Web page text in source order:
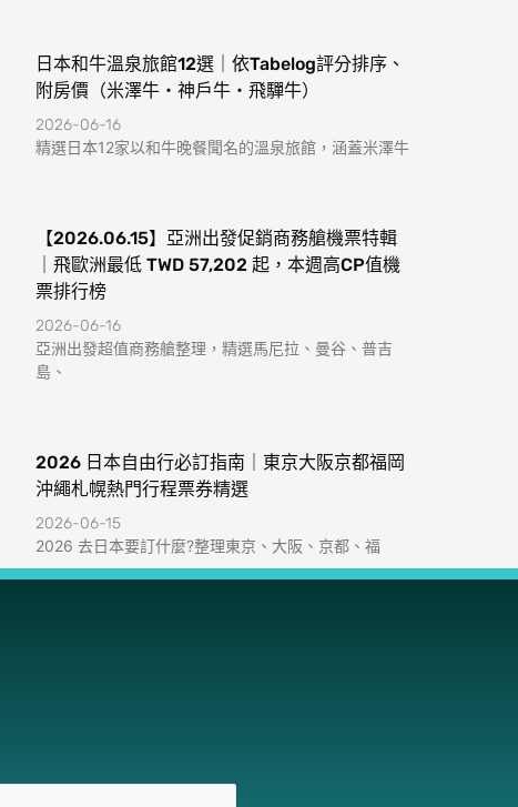
日本和牛溫泉旅館12選｜依Tabelog評分排序、
附房價（米澤牛・神戶牛・飛驒牛）
2026-06-16
精選日本12家以和牛晚餐聞名的溫泉旅館，涵蓋米澤牛
【2026.06.15】亞洲出發促銷商務艙機票特輯
｜飛歐洲最低 TWD 57,202 起，本週高CP值機
票排行榜
2026-06-16
亞洲出發超值商務艙整理，精選馬尼拉、曼谷、普吉
島、
2026 日本自由行必訂指南｜東京大阪京都福岡
沖繩札幌熱門行程票券精選
2026-06-15
2026 去日本要訂什麼?整理東京、大阪、京都、福